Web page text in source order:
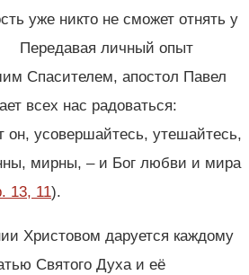
уже никто не сможет отнять у
личный опыт
Спасителем, апостол Павел
всех нас радоваться:
он, усовершайтесь, утешайтесь,
мирны, ‒ и Бог любви и мира
13, 11).
Христовом даруется каждому
Святого Духа и её